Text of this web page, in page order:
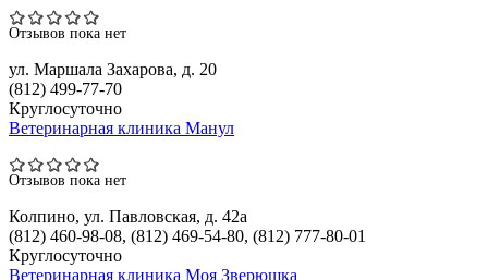
Отзывов пока нет
ул. Маршала Захарова, д. 20
(812) 499-77-70
Круглосуточно
Ветеринарная клиника Манул
Отзывов пока нет
Колпино, ул. Павловская, д. 42а
(812) 460-98-08, (812) 469-54-80, (812) 777-80-01
Круглосуточно
Ветеринарная клиника Моя Зверюшка